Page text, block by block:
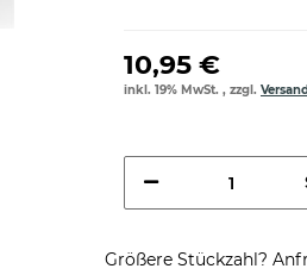
10,95 €
inkl. 19% MwSt. , zzgl.
Größere Stückzahl?